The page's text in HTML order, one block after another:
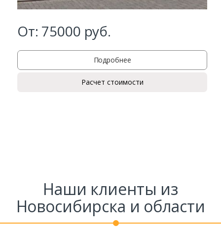
Комментарий к заказу
От: 75000 руб.
Подробнее
Расчет стоимости
Наши клиенты из
Новосибирска и области